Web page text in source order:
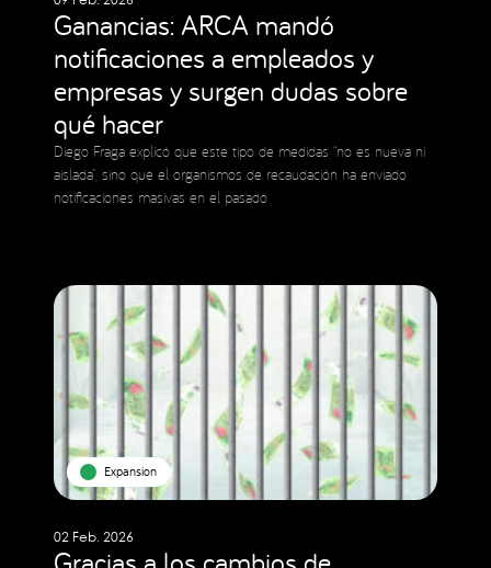
Ganancias: ARCA mandó
notificaciones a empleados y
empresas y surgen dudas sobre
qué hacer
Diego Fraga explicó que este tipo de medidas “no es nueva ni
aislada”, sino que el organismos de recaudación ha enviado
notificaciones masivas en el pasado
Expansion
02 Feb. 2026